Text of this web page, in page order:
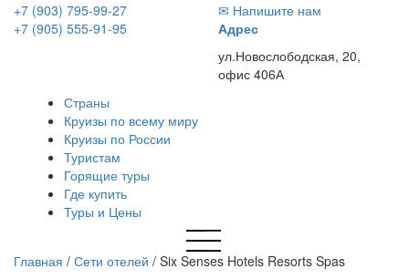
+7 (903) 795-99-27
+7 (905) 555-91-95
✉ Напишите нам
Адрес
ул.Новослободская, 20,
офис 406А
Страны
Круизы по всему миру
Круизы по России
Туристам
Горящие туры
Где купить
Туры и Цены
Главная / Сети отелей / Six Senses Hotels Resorts Spas